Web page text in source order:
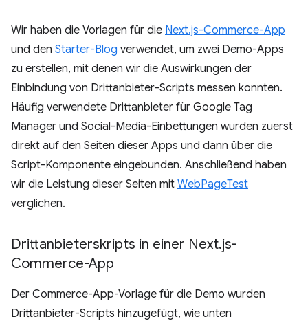
Wir haben die Vorlagen für die Next.js-Commerce-App
und den Starter-Blog verwendet, um zwei Demo-Apps
zu erstellen, mit denen wir die Auswirkungen der
Einbindung von Drittanbieter-Scripts messen konnten.
Häufig verwendete Drittanbieter für Google Tag
Manager und Social-Media-Einbettungen wurden zuerst
direkt auf den Seiten dieser Apps und dann über die
Script-Komponente eingebunden. Anschließend haben
wir die Leistung dieser Seiten mit WebPageTest
verglichen.
Drittanbieterskripts in einer Next.js-
Commerce-App
Der Commerce-App-Vorlage für die Demo wurden
Drittanbieter-Scripts hinzugefügt, wie unten